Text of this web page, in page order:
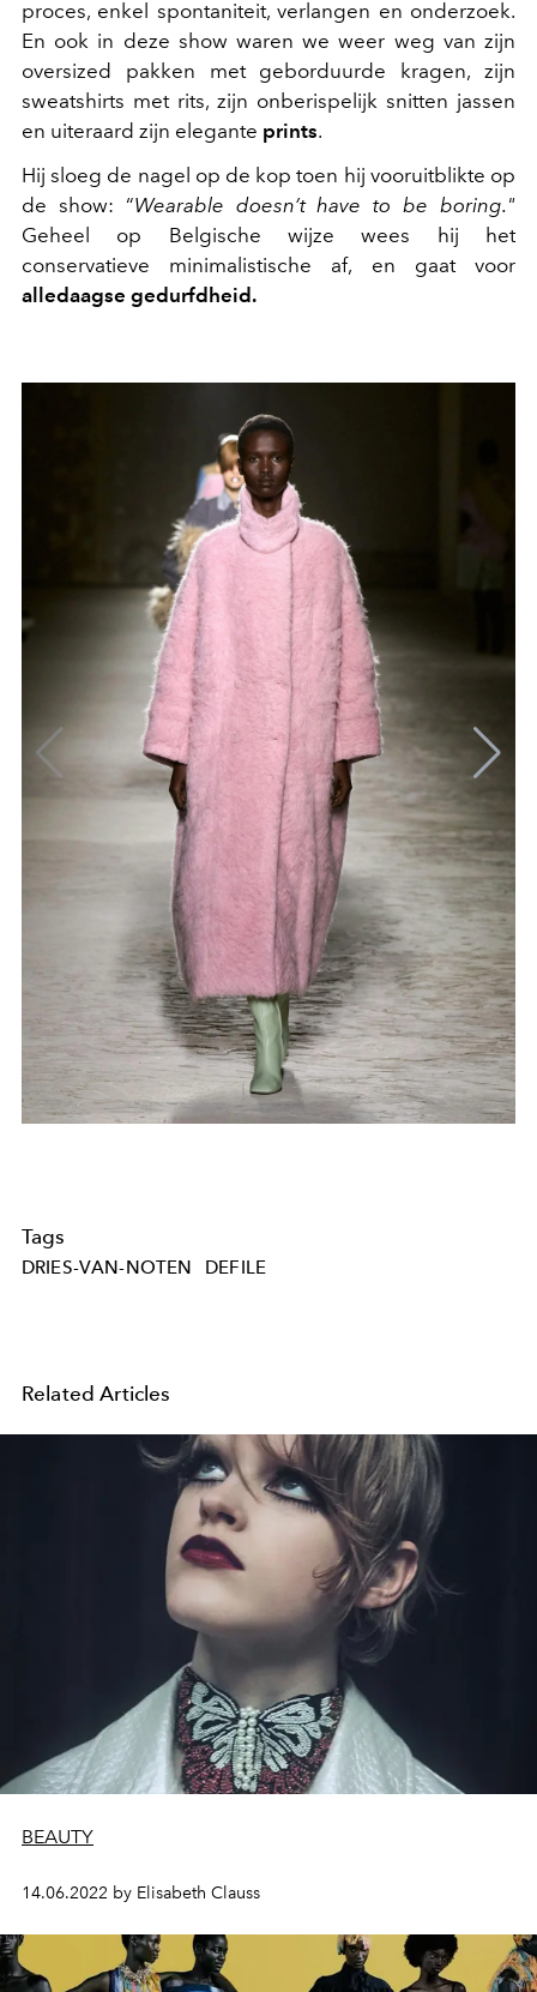
proces, enkel spontaniteit, verlangen en onderzoek.
En ook in deze show waren we weer weg van zijn
oversized pakken met geborduurde kragen, zijn
sweatshirts met rits, zijn onberispelijk snitten jassen
en uiteraard zijn elegante prints.
Hij sloeg de nagel op de kop toen hij vooruitblikte op
de show: “Wearable doesn’t have to be boring."
Geheel op Belgische wijze wees hij het
conservatieve minimalistische af, en gaat voor
alledaagse gedurfdheid.
Tags
DRIES-VAN-NOTEN DEFILE
Related Articles
BEAUTY
14.06.2022 by Elisabeth Clauss